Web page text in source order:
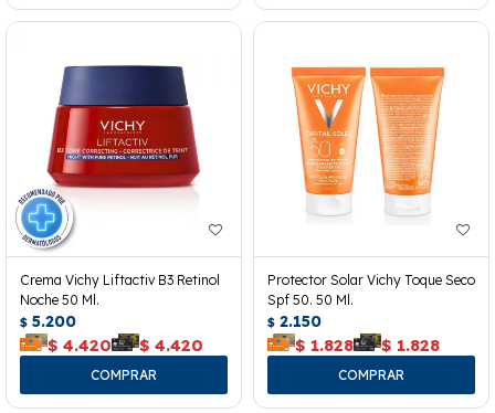
Crema Vichy Liftactiv B3 Retinol
Noche 50 Ml.
$ 5.200
$ 4.420 $ 4.420
Protector Solar Vichy Toque Seco
Spf 50. 50 Ml.
$ 2.150
$ 1.828 $ 1.828